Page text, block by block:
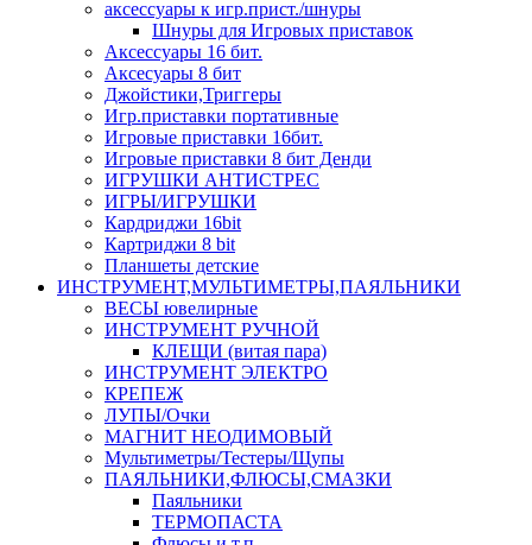
аксесcуары к игр.прист./шнуры
Шнуры для Игровых приставок
Аксессуары 16 бит.
Аксесуары 8 бит
Джойстики,Триггеры
Игр.приставки портативные
Игровые приставки 16бит.
Игровые приставки 8 бит Денди
ИГРУШКИ АНТИСТРЕС
ИГРЫ/ИГРУШКИ
Кардриджи 16bit
Картриджи 8 bit
Планшеты детские
ИНСТРУМЕНТ,МУЛЬТИМЕТРЫ,ПАЯЛЬНИКИ
ВЕСЫ ювелирные
ИНСТРУМЕНТ РУЧНОЙ
КЛЕЩИ (витая пара)
ИНСТРУМЕНТ ЭЛЕКТРО
КРЕПЕЖ
ЛУПЫ/Очки
МАГНИТ НЕОДИМОВЫЙ
Мультиметры/Тестеры/Щупы
ПАЯЛЬНИКИ,ФЛЮСЫ,СМАЗКИ
Паяльники
ТЕРМОПАСТА